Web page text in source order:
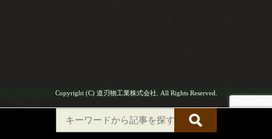
Copyright (C) 道刃物工業株式会社. All Rights Reserved.